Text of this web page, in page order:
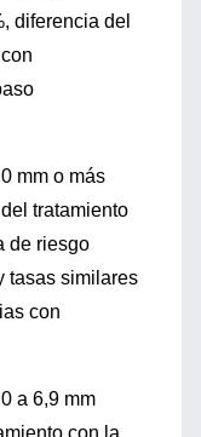
diferencia del
mm o más
tratamiento
de riesgo
tasas similares
con
a 6,9 mm
con la